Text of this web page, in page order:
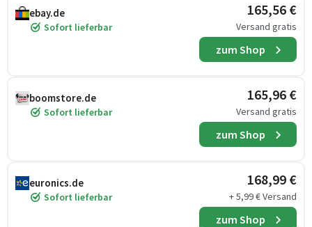
ebay.de
Sofort lieferbar
165,56 €
Versand gratis
zum Shop
boomstore.de
Sofort lieferbar
165,96 €
Versand gratis
zum Shop
euronics.de
Sofort lieferbar
168,99 €
+ 5,99 € Versand
zum Shop